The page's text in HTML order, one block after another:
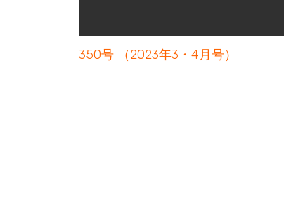
350号 （2023年3・4月号）